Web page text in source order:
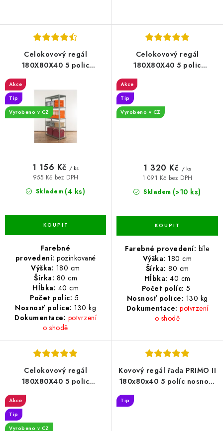
Celokovový regál
180X80X40 5 polic
Akce
Tip
Vyrobeno v CZ
Skladem (4 ks)
955 Kč bez DPH
1 156 Kč / ks
Farebné
provedení: pozinkované
Výška: 180 cm
Šírka: 80 cm
Hĺbka: 40 cm
Počet políc: 5
Nosnosť police: 130 kg
Dokumentace: potvrzení
o shodě
Celokovový regál
180X80X40 5 polic
Akce
Tip
Vyrobeno v CZ
Skladem (>10 ks)
1 091 Kč bez DPH
1 320 Kč / ks
Farebné provedení: bíle
Výška: 180 cm
Šírka: 80 cm
Hĺbka: 40 cm
Počet políc: 5
Nosnosť police: 130 kg
Dokumentace: potvrzení
o shodě
Celokovový regál
180X80X40 5 polic
Akce
Tip
Vyrobeno v CZ
Kovový regál řada PRIMO II
180x80x40 5 políc nosnost
Tip